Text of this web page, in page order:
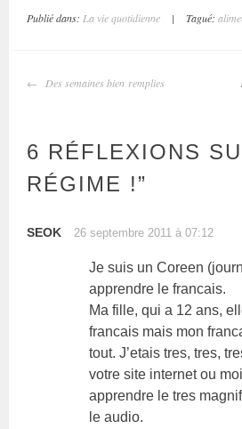
Publié dans: La vie quotidienne | Tagué:
NAVIGATION
Des semaines bien remplies
6 RÉFLEXIONS
RÉGIME !”
SEOK 26 septembre 2011 à 07:12
Je suis un Coreen
apprendre le francais.
Ma fille, qui a 12 ans,
francais mais mon
tout. J’etais tres, tres,
votre site internet ou
apprendre le tres
le audio.